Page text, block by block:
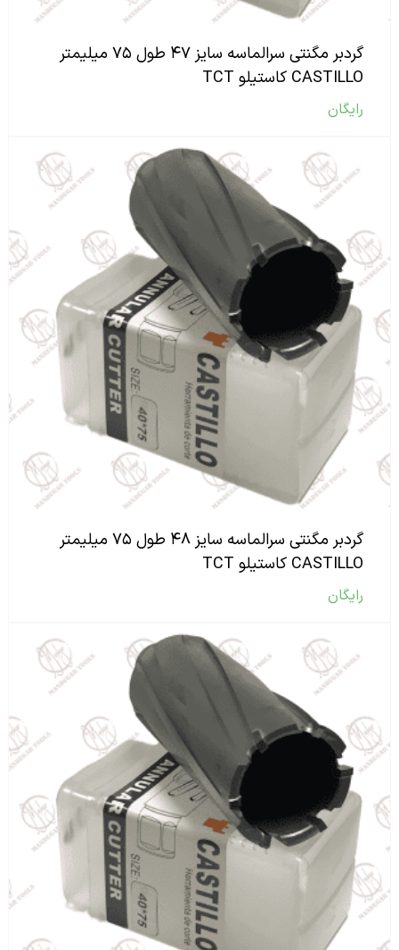
گردبر مگنتی سرالماسه سایز ۴۷ طول ۷۵ میلیمتر
CASTILLO کاستیلو TCT
رایگان
گردبر مگنتی سرالماسه سایز ۴۸ طول ۷۵ میلیمتر
CASTILLO کاستیلو TCT
رایگان